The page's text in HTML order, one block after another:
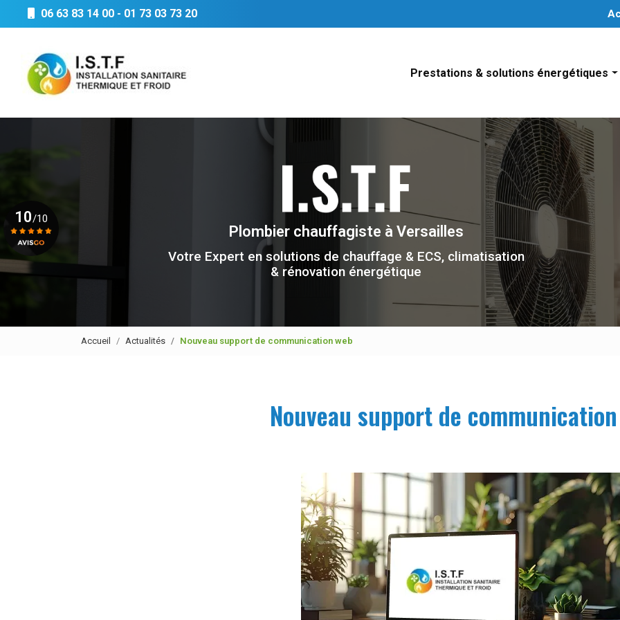
principal
06 63 83 14 00- 01 73 03 73 20
Prestations & solutions énergétiques
Installation système de chauffage individuel
Installation de système de climatisation
Installation de solutions d’eau chaude
Installation de système de chauffage collectif
Plombier chauffagiste à Versailles
Votre Expert en solutions de chauffage & ECS, climatisation
& rénovation énergétique
10/10
Voir le certificat
Accueil Actualités Nouveau support de communication web
Nouveau support de